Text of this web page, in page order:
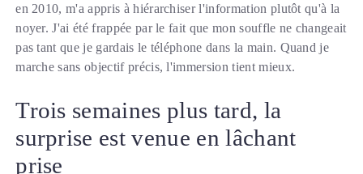
en 2010, m'a appris à hiérarchiser l'information plutôt qu'à la
noyer. J'ai été frappée par le fait que mon souffle ne changeait
pas tant que je gardais le téléphone dans la main. Quand je
marche sans objectif précis, l'immersion tient mieux.
Trois semaines plus tard, la
surprise est venue en lâchant
prise